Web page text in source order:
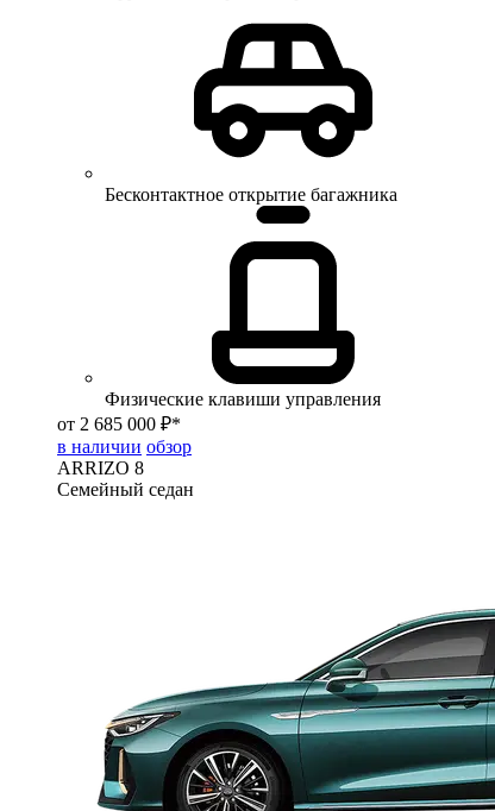
Бесконтактное открытие багажника
Физические клавиши управления
от 2 685 000 ₽*
в наличии обзор
ARRIZO 8
Семейный седан